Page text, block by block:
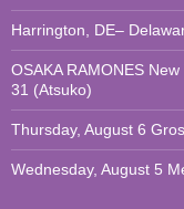
Harrington, DE–
OSAKA RAMONES
31 (Atsuko)
Thursday, August 6
Wednesday, August 5